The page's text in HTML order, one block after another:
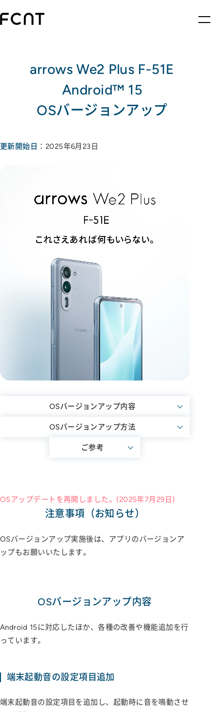
arrows We2 Plus F-51E
Android™ 15
OSバージョンアップ
更新開始日 ：2025年6月23日
OSバージョンアップ内容
OSバージョンアップ方法
ご参考
OSアップデートを再開しました。(2025年7月29日)
注意事項（お知らせ）
OSバージョンアップ実施後は、アプリのバージョンア
ップもお願いいたします。
OSバージョンアップ内容
Android 15に対応したほか、各種の改善や機能追加を行
っています。
端末起動音の設定項目追加
端末起動音の設定項目を追加し、起動時に音を鳴動させ